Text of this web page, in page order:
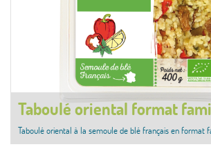
Taboulé oriental format
Taboulé oriental à la semoule de blé français en format